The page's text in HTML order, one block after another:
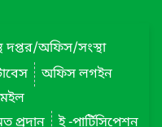
দপ্তর/অফিস/সংস্থা
অফিস লগইন
প্রদান
ই -পার্টিসিপেশন